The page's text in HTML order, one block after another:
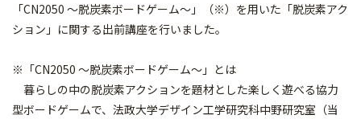
「CN2050 ～脱炭素ボードゲーム～」（※）を用いた「脱炭素アク
ション」に関する出前講座を行いました。
※「CN2050 ～脱炭素ボードゲーム～」とは
暮らしの中の脱炭素アクションを題材とした楽しく遊べる協力
型ボードゲームで、法政大学デザイン工学研究科中野研究室（当